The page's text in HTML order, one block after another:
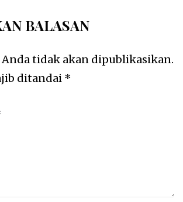
BALASAN
tidak akan dipublikasikan.
ditandai *